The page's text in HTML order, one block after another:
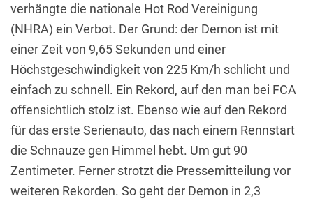
verhängte die nationale Hot Rod Vereinigung
(NHRA) ein Verbot. Der Grund: der Demon ist mit
einer Zeit von 9,65 Sekunden und einer
Höchstgeschwindigkeit von 225 Km/h schlicht und
einfach zu schnell. Ein Rekord, auf den man bei FCA
offensichtlich stolz ist. Ebenso wie auf den Rekord
für das erste Serienauto, das nach einem Rennstart
die Schnauze gen Himmel hebt. Um gut 90
Zentimeter. Ferner strotzt die Pressemitteilung vor
weiteren Rekorden. So geht der Demon in 2,3